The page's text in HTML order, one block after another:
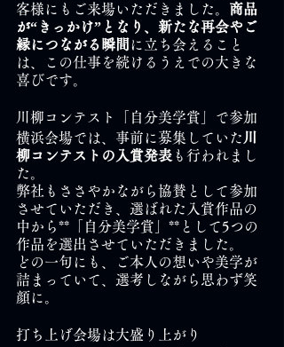
客様にもご来場いただきました。 商品
が“きっかけ”となり、新たな再会やご
縁につながる瞬間に立ち会えること
は、この仕事を続けるうえでの大きな
喜びです。
川柳コンテスト「自分美学賞」で参加
横浜会場では、事前に募集していた 川
柳コンテストの入賞発表 も行われまし
た。
弊社もささやかながら協賛として参加
させていただき、選ばれた入賞作品の
中から**「自分美学賞」**として5つの
作品を選出させていただきました。
どの一句にも、ご本人の想いや美学が
詰まっていて、選考しながら思わず笑
顔に。
打ち上げ会場は大盛り上がり